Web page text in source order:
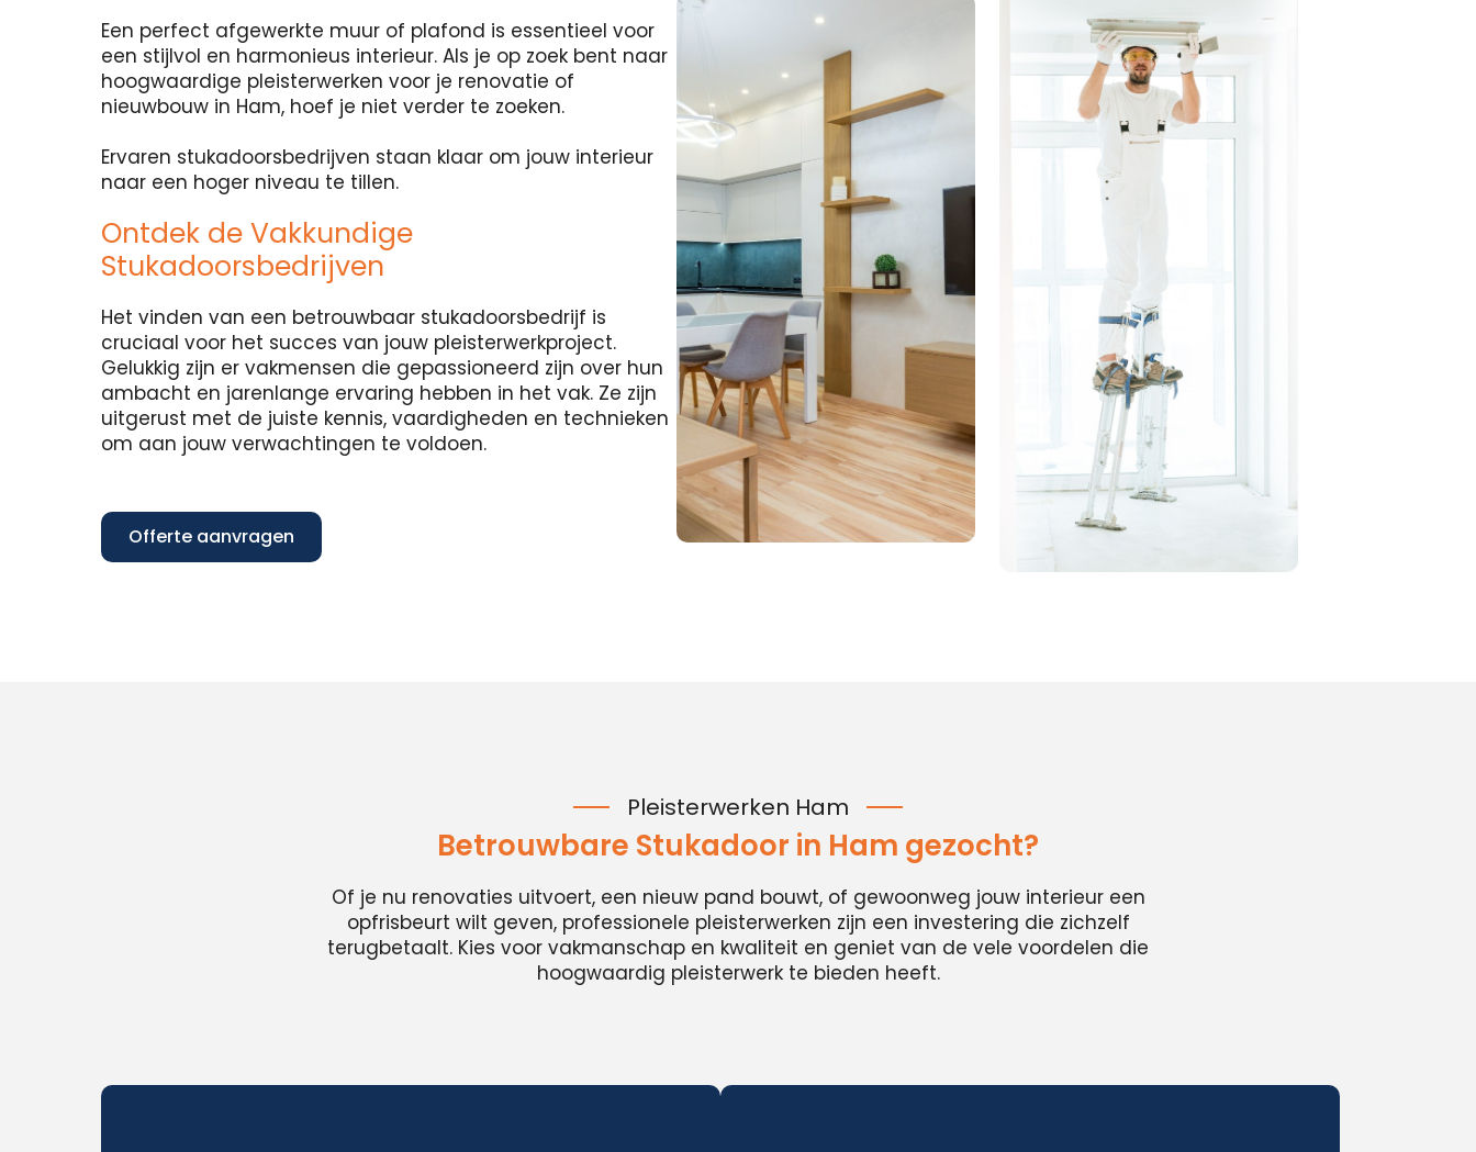
Een perfect afgewerkte muur of plafond is essentieel voor
een stijlvol en harmonieus interieur. Als je op zoek bent naar
hoogwaardige pleisterwerken voor je renovatie of
nieuwbouw in Ham, hoef je niet verder te zoeken.
Ervaren stukadoorsbedrijven staan klaar om jouw interieur
naar een hoger niveau te tillen.
Ontdek de Vakkundige
Stukadoorsbedrijven
Het vinden van een betrouwbaar stukadoorsbedrijf is
cruciaal voor het succes van jouw pleisterwerkproject.
Gelukkig zijn er vakmensen die gepassioneerd zijn over hun
ambacht en jarenlange ervaring hebben in het vak. Ze zijn
uitgerust met de juiste kennis, vaardigheden en technieken
om aan jouw verwachtingen te voldoen.
Offerte aanvragen
Pleisterwerken Ham
Betrouwbare Stukadoor in Ham gezocht?
Of je nu renovaties uitvoert, een nieuw pand bouwt, of gewoonweg jouw interieur een
opfrisbeurt wilt geven, professionele pleisterwerken zijn een investering die zichzelf
terugbetaalt. Kies voor vakmanschap en kwaliteit en geniet van de vele voordelen die
hoogwaardig pleisterwerk te bieden heeft.